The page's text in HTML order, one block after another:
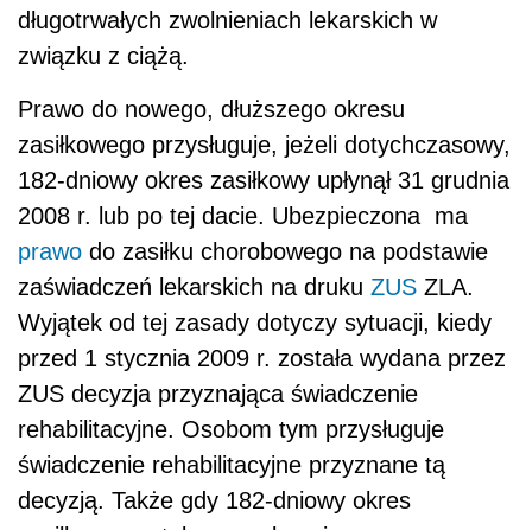
długotrwałych zwolnieniach lekarskich w
związku z ciążą.
Prawo do nowego, dłuższego okresu
zasiłkowego przysługuje, jeżeli dotychczasowy,
182-dniowy okres zasiłkowy upłynął 31 grudnia
2008 r. lub po tej dacie. Ubezpieczona ma
prawo do zasiłku chorobowego na podstawie
zaświadczeń lekarskich na druku ZUS ZLA.
Wyjątek od tej zasady dotyczy sytuacji, kiedy
przed 1 stycznia 2009 r. została wydana przez
ZUS decyzja przyznająca świadczenie
rehabilitacyjne. Osobom tym przysługuje
świadczenie rehabilitacyjne przyznane tą
decyzją. Także gdy 182-dniowy okres